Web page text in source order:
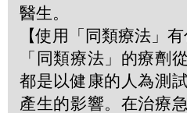
醫生。
【使用「同類療法」有
「同類療法」的療劑
都是以健康的人為測
產生的影響。在治療